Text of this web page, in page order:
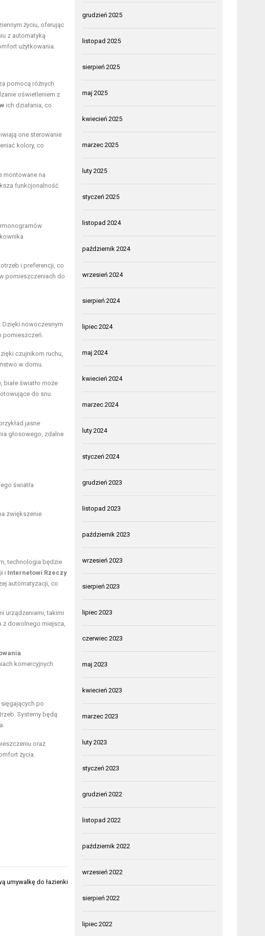
życiu, oferując
z automatyką
użytkowania.
pomocą różnych
oświetleniem z
ich działania, co
one sterowanie
kolory, co
montowane na
funkcjonalność
i preferencji, co
pomieszczeniach do
Dzięki nowoczesnym
pomieszczeń.
czujnikom ruchu,
w domu.
światło może
do snu.
jasne
głosowego, zdalne
światła
zwiększenie
technologia będzie
i Internetowi Rzeczy
automatyzacji, co
urządzeniami, takimi
z dowolnego miejsca,
komercyjnych
po
Systemy będą
oraz
życia.
umywalkę do łazienki
grudzień 2025
listopad 2025
sierpień 2025
maj 2025
kwiecień 2025
marzec 2025
luty 2025
styczeń 2025
listopad 2024
październik 2024
wrzesień 2024
sierpień 2024
lipiec 2024
maj 2024
kwiecień 2024
marzec 2024
luty 2024
styczeń 2024
grudzień 2023
listopad 2023
październik 2023
wrzesień 2023
sierpień 2023
lipiec 2023
czerwiec 2023
maj 2023
kwiecień 2023
marzec 2023
luty 2023
styczeń 2023
grudzień 2022
listopad 2022
październik 2022
wrzesień 2022
sierpień 2022
lipiec 2022